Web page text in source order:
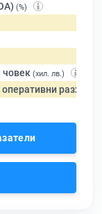
(%)
човек (хил. лв.)
разходи